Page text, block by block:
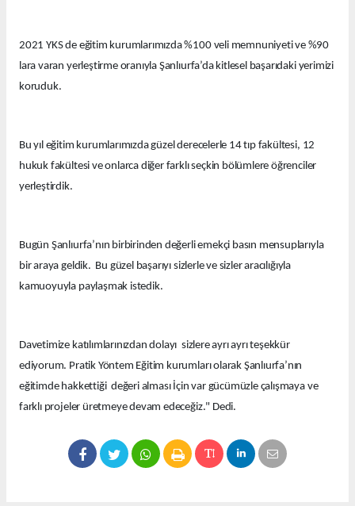
2021 YKS de eğitim kurumlarımızda %100 veli memnuniyeti ve %90
lara varan yerleştirme oranıyla Şanlıurfa’da kitlesel başarıdaki yerimizi
koruduk.
Bu yıl eğitim kurumlarımızda güzel derecelerle 14 tıp fakültesi, 12
hukuk fakültesi ve onlarca diğer farklı seçkin bölümlere öğrenciler
yerleştirdik.
Bugün Şanlıurfa’nın birbirinden değerli emekçi basın mensuplarıyla
bir araya geldik. Bu güzel başarıyı sizlerle ve sizler aracılığıyla
kamuoyuyla paylaşmak istedik.
Davetimize katılımlarınızdan dolayı sizlere ayrı ayrı teşekkür
ediyorum. Pratik Yöntem Eğitim kurumları olarak Şanlıurfa’nın
eğitimde hakkettiği değeri alması İçin var gücümüzle çalışmaya ve
farklı projeler üretmeye devam edeceğiz." Dedi.